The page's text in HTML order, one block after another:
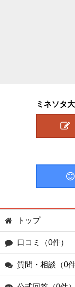
ミネソタ
トップ
口コミ（0件）
質問・相談（0件